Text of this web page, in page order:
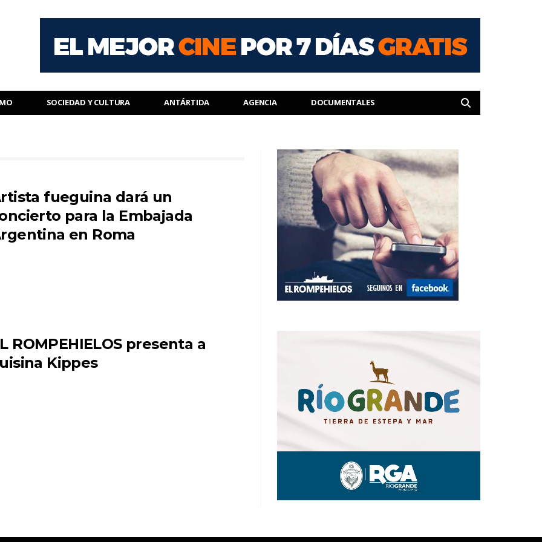
SOCIEDAD Y CULTURA ANTÁRTIDA AGENCIA DOCUMENTALES
fueguina dará un
para la Embajada
en Roma
ROMPEHIELOS presenta a
Kippes